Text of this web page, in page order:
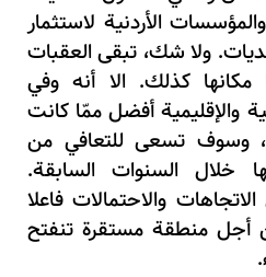
الأردنية لاستثمار
ولا شك، تبقى العقبات
مكانها كذلك. الا أنه وفي
والإقليمية أفضل ممّا كانت
وسوف تسعى للتعافي من
خلال السنوات السابقة.
والاحتمالات فاعلا
أجل منطقة مستقرة تنفتح